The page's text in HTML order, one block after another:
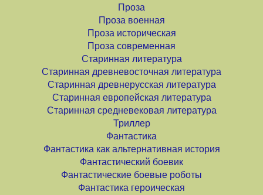
Проза
Проза военная
Проза историческая
Проза современная
Старинная литература
Старинная древневосточная литература
Старинная древнерусская литература
Старинная европейская литература
Старинная средневековая литература
Триллер
Фантастика
Фантастика как альтернативная история
Фантастический боевик
Фантастические боевые роботы
Фантастика героическая